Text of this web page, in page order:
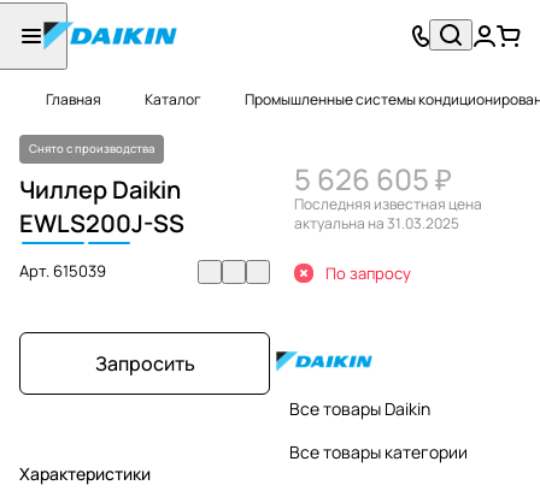
Главная Каталог Промышленные системы
Снято с производства
Чиллер Daikin
EWLS200J-SS
Арт.615039
Запросить
Характеристики
5 626 605 ₽
Последняя известная цена
актуальна на 31.03.2025
По запросу
Все товары Daikin
Все товары категории